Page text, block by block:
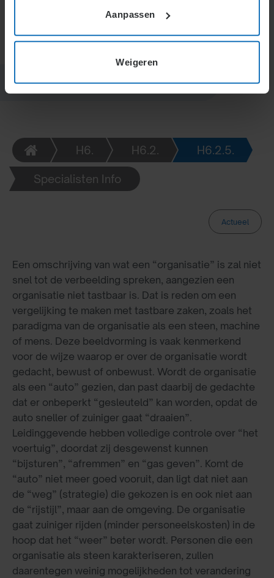
Aanpassen
Weigeren
H6. H6.2. H6.2.5.
Specialisten Info
Actueel
Een omschrijving van wat een “organisatie” is zal niet
snel tot de verbeelding spreken, aangezien een
organisatie niet tastbaar is. Dat is reden om een
vergelijking te maken met tastbare zaken, zoals het
paradigma van de organisatie als een steen, machine
of mens. Deze beeldvorming is vaak kenmerkend
voor de wijze waarop er over de organisatie wordt
gedacht, bewust of onbewust. Wordt de organisatie
als een “auto” gezien, dan past daarbij de gedachte
dat er onbeperkt “gesleuteld” kan worden, opdat de
auto sneller of zuiniger gaat “draaien”.
Leidinggevende hebben volledige controle over “het
voertuig”, doordat zij desgewenst kunnen
“bijsturen”, “afremmen” en “gas geven”. Komt de
“auto” niet meer goed vooruit, dan ligt dat niet aan
de “weg” (strategie) die gekozen is en ook niet aan
de “rijstijl”, maar aan de omgeving. De organisatie
gaat zuiniger rijden (minder personeelskosten) in de
hoop dat het “weer” beter wordt. Personen die een
organisatie als steen karakteriseren, zullen
daarentegen weinig mogelijkheden tot verandering